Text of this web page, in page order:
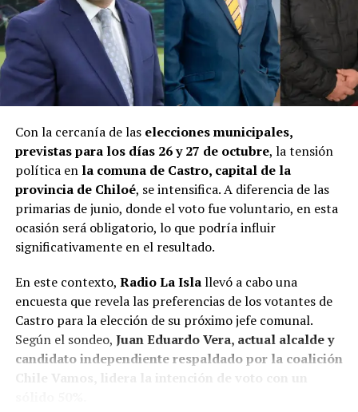
Con la cercanía de las elecciones municipales,
previstas para los días 26 y 27 de octubre, la tensión
política en la comuna de Castro, capital de la
provincia de Chiloé, se intensifica. A diferencia de las
primarias de junio, donde el voto fue voluntario, en esta
ocasión será obligatorio, lo que podría influir
significativamente en el resultado.
En este contexto, Radio La Islallevó a cabo una
encuesta que revela las preferencias de los votantes de
Castro para la elección de su próximo jefe comunal.
Según el sondeo, Juan Eduardo Vera, actual alcalde y
candidato independiente respaldado por la coalición
Chile Vamos, lidera la intención de voto con un